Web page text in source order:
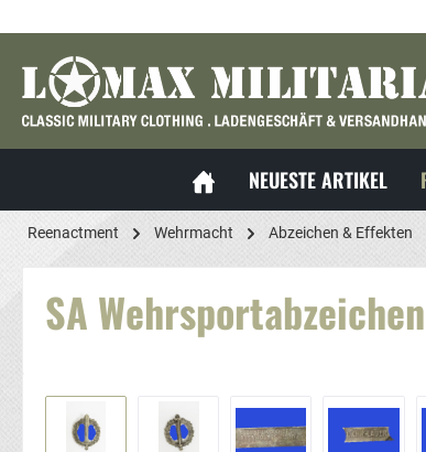
NEUESTE ARTIKEL
Reenactment Wehrmacht Abzeichen & Effekten
SA
Bildergalerie überspringen